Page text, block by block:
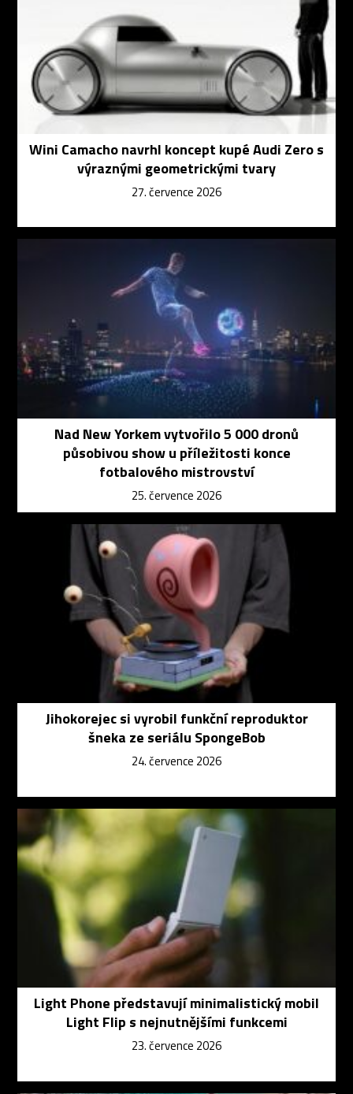
Wini Camacho navrhl koncept kupé Audi Zero s
výraznými geometrickými tvary
27. července 2026
Nad New Yorkem vytvořilo 5 000 dronů
působivou show u příležitosti konce
fotbalového mistrovství
25. července 2026
Jihokorejec si vyrobil funkční reproduktor
šneka ze seriálu SpongeBob
24. července 2026
Light Phone představují minimalistický mobil
Light Flip s nejnutnějšími funkcemi
23. července 2026